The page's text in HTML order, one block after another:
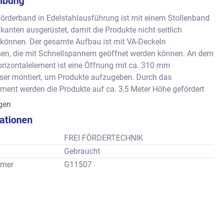
in Edelstahlausführung ist mit einem Stollenband
ausgerüstet, damit die Produkte nicht seitlich
Der gesamte Aufbau ist mit VA-Deckeln
die mit Schnellspannern geöffnet werden können. An dem
ist eine Öffnung mit ca. 310 mm
montiert, um Produkte aufzugeben. Durch das
werden die Produkte auf ca. 3,5 Meter Höhe gefördert
Trichter abgeworden.
: ca.   270 mm
: ca.   160 mm
unten: ca. 1.250 mm
Mittelteil    : ca. 4.200 mm
oben         : ca. 1.210 mm
FREI FÖRDERTECHNIK
Gebraucht
G11507